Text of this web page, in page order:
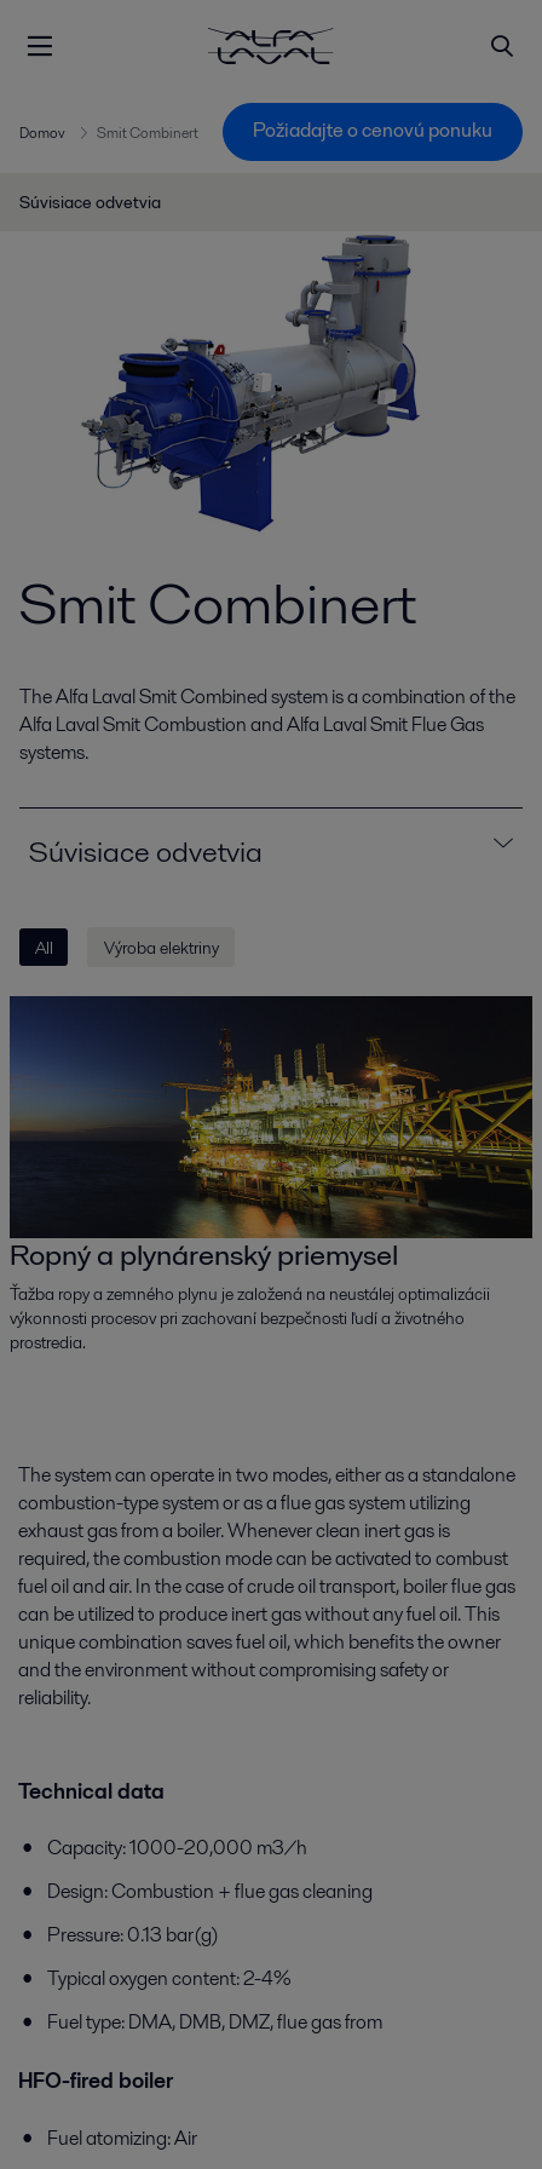
Domov Smit Combinert Požiadajte o cenovú ponuku
Súvisiace odvetvia
Smit Combinert
The Alfa Laval Smit Combined system is a combination of the
Alfa Laval Smit Combustion and Alfa Laval Smit Flue Gas
systems.
Súvisiace odvetvia
All Výroba elektriny
Ropný a plynárenský priemysel
Ťažba ropy a zemného plynu je založená na neustálej optimalizácii
výkonnosti procesov pri zachovaní bezpečnosti ľudí a životného
prostredia.
The system can operate in two modes, either as a standalone
combustion-type system or as a flue gas system utilizing
exhaust gas from a boiler. Whenever clean inert gas is
required, the combustion mode can be activated to combust
fuel oil and air. In the case of crude oil transport, boiler flue gas
can be utilized to produce inert gas without any fuel oil. This
unique combination saves fuel oil, which benefits the owner
and the environment without compromising safety or
reliability.
Technical data
Capacity: 1000-20,000 m3/h
Design: Combustion + flue gas cleaning
Pressure: 0.13 bar(g)
Typical oxygen content: 2-4%
Fuel type: DMA, DMB, DMZ, flue gas from
HFO-fired boiler
Fuel atomizing: Air